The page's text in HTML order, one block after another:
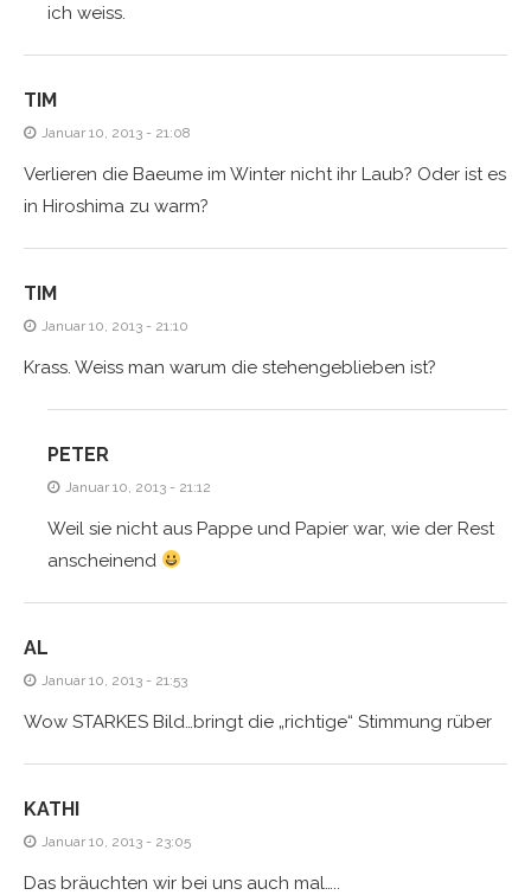
ich weiss.
TIM
Januar 10, 2013 - 21:08
Verlieren die Baeume im Winter nicht ihr Laub? Oder ist es
in Hiroshima zu warm?
TIM
Januar 10, 2013 - 21:10
Krass. Weiss man warum die stehengeblieben ist?
PETER
Januar 10, 2013 - 21:12
Weil sie nicht aus Pappe und Papier war, wie der Rest
anscheinend
AL
Januar 10, 2013 - 21:53
Wow STARKES Bild…bringt die „richtige“ Stimmung rüber
KATHI
Januar 10, 2013 - 23:05
Das bräuchten wir bei uns auch mal…..